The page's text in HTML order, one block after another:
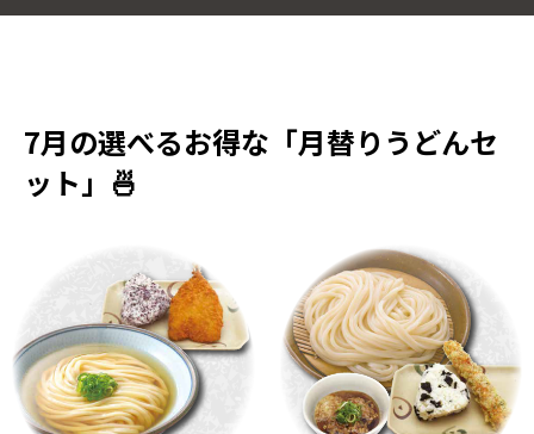
7月の選べるお得な「月替りうどんセ
ット」🍜